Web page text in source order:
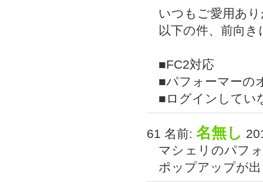
いつもご愛用あ
以下の件、前向
■FC2対応
■パフォーマーの
■ログインしてい
61 名前: 名無し
マシェリのパフ
ポップアップが